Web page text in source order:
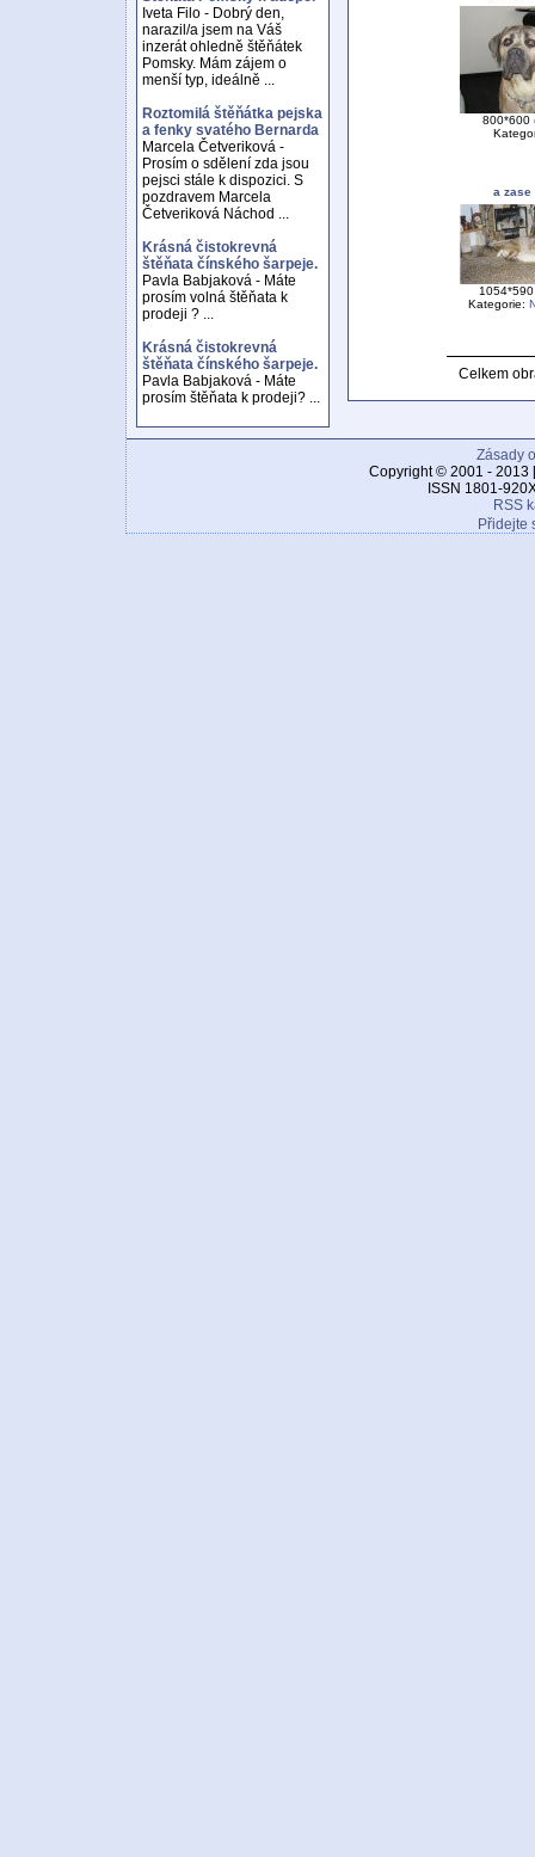
Iveta Filo - Dobrý den,
narazil/a jsem na Váš
inzerát ohledně štěňátek
Pomsky. Mám zájem o
menší typ, ideálně ...
Roztomilá štěňátka pejska
a fenky svatého Bernarda
Marcela Četveriková -
Prosím o sdělení zda jsou
pejsci stále k dispozici. S
pozdravem Marcela
Četveriková Náchod ...
Krásná čistokrevná
štěňata čínského šarpeje.
Pavla Babjaková - Máte
prosím volná štěňata k
prodeji ? ...
Krásná čistokrevná
štěňata čínského šarpeje.
Pavla Babjaková - Máte
prosím štěňata k prodeji? ...
800*600
a zase
Kategorie:
Celkem
Zásady
Copyright © 2001 - 2013
ISSN 1801-
RSS
Přidejte